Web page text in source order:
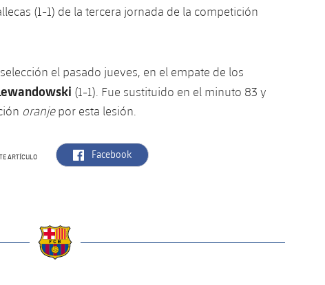
(1-1) de la tercera jornada de la competición
el pasado jueves, en el empate de los
(1-1). Fue sustituido en el minuto 83 y
oranjepor esta lesión.
ARTÍCULO label.aria.facebook
Facebook